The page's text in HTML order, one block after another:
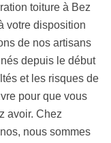
toiture à Bez
votre disposition
de nos artisans
depuis le début
et les risques de
pour que vous
avoir. Chez
nous sommes